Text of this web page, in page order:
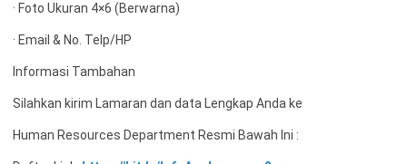
· Foto Ukuran 4×6 (Berwarna)
· Email & No. Telp/HP
Informasi Tambahan
Silahkan kirim Lamaran dan data Lengkap Anda ke
Human Resources Department Resmi Bawah Ini :